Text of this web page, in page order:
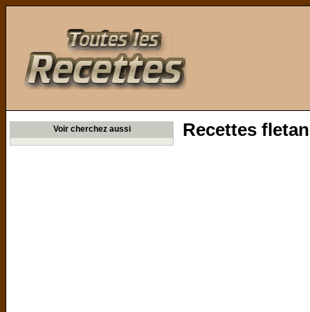
Voir cherchez aussi Recettes